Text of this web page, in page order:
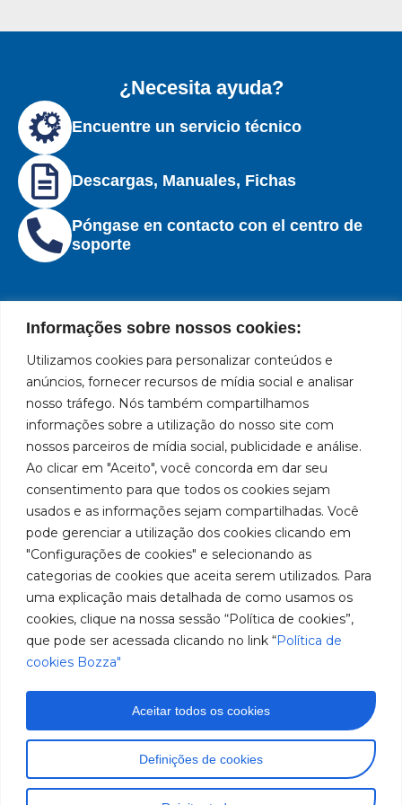
Informações sobre nossos cookies:
Utilizamos cookies para personalizar conteúdos e
anúncios, fornecer recursos de mídia social e analisar
nosso tráfego. Nós também compartilhamos
informações sobre a utilização do nosso site com
nossos parceiros de mídia social, publicidade e análise.
Ao clicar em "Aceito", você concorda em dar seu
consentimento para que todos os cookies sejam
usados e as informações sejam compartilhadas. Você
pode gerenciar a utilização dos cookies clicando em
"Configurações de cookies" e selecionando as
categorias de cookies que aceita serem utilizados. Para
uma explicação mais detalhada de como usamos os
cookies, clique na nossa sessão “Política de cookies”,
que pode ser acessada clicando no link “Política de
cookies Bozza"
Definições de cookies
Aceitar todos os cookies
¿Necesita ayuda?
Encuentre un servicio técnico
Descargas, Manuales, Fichas
Póngase en contacto con el centro de
soporte
Marca
líder
en
fabricación
de
equipos
para
lubricación
abastecimiento
de
América
del
Sur.
Políticas
de
privacidad
Políticas
de
cookies
Institucional
Institucional
Centros de
Servicio
Autorizados
Sea un
Representante
Trabaje con
Ubicación
Rua
931 – Anexo
Anita
Franchini,
50/96
Bairro: Santa
Terezinha
São Bernardo
SP
CEP: 09780-
001
Hable
con
SAC: 0800
Redes
sociales
LinkedIn
Instagram
Imágenes meramente ilustrativas. Información sujeta a
cambios sin previo aviso. Todos los derechos
reservados a José Murilia Bozza Comércio e Indústria